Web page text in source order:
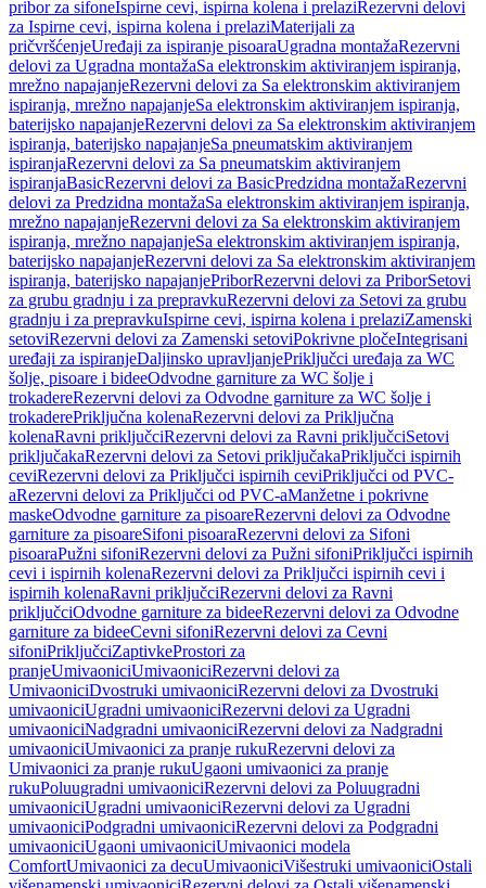
pribor za sifoneIspirne cevi, ispirna kolena i prelaziRezervni delovi
za Ispirne cevi, ispirna kolena i prelaziMaterijali za
pričvršćenjeUređaji za ispiranje pisoaraUgradna montažaRezervni
delovi za Ugradna montažaSa elektronskim aktiviranjem ispiranja,
mrežno napajanjeRezervni delovi za Sa elektronskim aktiviranjem
ispiranja, mrežno napajanjeSa elektronskim aktiviranjem ispiranja,
baterijsko napajanjeRezervni delovi za Sa elektronskim aktiviranjem
ispiranja, baterijsko napajanjeSa pneumatskim aktiviranjem
ispiranjaRezervni delovi za Sa pneumatskim aktiviranjem
ispiranjaBasicRezervni delovi za BasicPredzidna montažaRezervni
delovi za Predzidna montažaSa elektronskim aktiviranjem ispiranja,
mrežno napajanjeRezervni delovi za Sa elektronskim aktiviranjem
ispiranja, mrežno napajanjeSa elektronskim aktiviranjem ispiranja,
baterijsko napajanjeRezervni delovi za Sa elektronskim aktiviranjem
ispiranja, baterijsko napajanjePriborRezervni delovi za PriborSetovi
za grubu gradnju i za prepravkuRezervni delovi za Setovi za grubu
gradnju i za prepravkuIspirne cevi, ispirna kolena i prelaziZamenski
setoviRezervni delovi za Zamenski setoviPokrivne pločeIntegrisani
uređaji za ispiranjeDaljinsko upravljanjePriključci uređaja za WC
šolje, pisoare i bideeOdvodne garniture za WC šolje i
trokadereRezervni delovi za Odvodne garniture za WC šolje i
trokaderePriključna kolenaRezervni delovi za Priključna
kolenaRavni priključciRezervni delovi za Ravni priključciSetovi
priključakaRezervni delovi za Setovi priključakaPriključci ispirnih
ceviRezervni delovi za Priključci ispirnih ceviPriključci od PVC-
aRezervni delovi za Priključci od PVC-aManžetne i pokrivne
maskeOdvodne garniture za pisoareRezervni delovi za Odvodne
garniture za pisoareSifoni pisoaraRezervni delovi za Sifoni
pisoaraPužni sifoniRezervni delovi za Pužni sifoniPriključci ispirnih
cevi i ispirnih kolenaRezervni delovi za Priključci ispirnih cevi i
ispirnih kolenaRavni priključciRezervni delovi za Ravni
priključciOdvodne garniture za bideeRezervni delovi za Odvodne
garniture za bideeCevni sifoniRezervni delovi za Cevni
sifoniPriključciZaptivkeProstori za
pranjeUmivaoniciUmivaoniciRezervni delovi za
UmivaoniciDvostruki umivaoniciRezervni delovi za Dvostruki
umivaoniciUgradni umivaoniciRezervni delovi za Ugradni
umivaoniciNadgradni umivaoniciRezervni delovi za Nadgradni
umivaoniciUmivaonici za pranje rukuRezervni delovi za
Umivaonici za pranje rukuUgaoni umivaonici za pranje
rukuPoluugradni umivaoniciRezervni delovi za Poluugradni
umivaoniciUgradni umivaoniciRezervni delovi za Ugradni
umivaoniciPodgradni umivaoniciRezervni delovi za Podgradni
umivaoniciUgaoni umivaoniciUmivaonici modela
ComfortUmivaonici za decuUmivaoniciVišestruki umivaoniciOstali